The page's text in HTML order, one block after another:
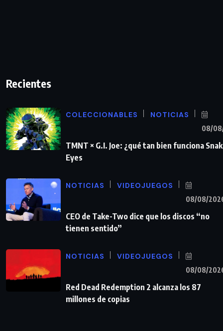
Recientes
COLECCIONABLES NOTICIAS
08/
TMNT × G.I. Joe: ¿qué tan bien funciona
Eyes
NOTICIAS VIDEOJUEGOS
08/08/
CEO de Take-Two dice que los discos “no
tienen sentido”
NOTICIAS VIDEOJUEGOS
08/08/
Red Dead Redemption 2 alcanza los 87
millones de copias